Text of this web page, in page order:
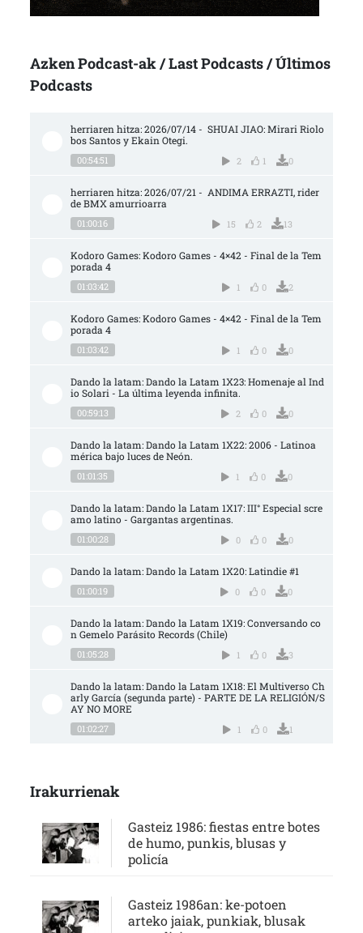
Azken Podcast-ak / Last Podcasts / Últimos
Podcasts
herriaren hitza: 2026/07/14 -  SHUAI JIAO: Mirari Riolo
bos Santos y Ekain Otegi.
00:54:51 2 1 0
herriaren hitza: 2026/07/21 -  ANDIMA ERRAZTI, rider
de BMX amurrioarra
01:00:16 15 2 13
Kodoro Games: Kodoro Games - 4×42 - Final de la Tem
porada 4
01:03:42 1 0 2
Kodoro Games: Kodoro Games - 4×42 - Final de la Tem
porada 4
01:03:42 1 0 0
Dando la latam: Dando la Latam 1X23: Homenaje al Ind
io Solari - La última leyenda infinita.
00:59:13 2 0 0
Dando la latam: Dando la Latam 1X22: 2006 - Latinoa
mérica bajo luces de Neón.
01:01:35 1 0 0
Dando la latam: Dando la Latam 1X17: III° Especial scre
amo latino - Gargantas argentinas.
01:00:28 0 0 0
Dando la latam: Dando la Latam 1X20: Latindie #1
01:00:19 0 0 0
Dando la latam: Dando la Latam 1X19: Conversando co
n Gemelo Parásito Records (Chile)
01:05:28 1 0 3
Dando la latam: Dando la Latam 1X18: El Multiverso Ch
arly García (segunda parte) - PARTE DE LA RELIGIÓN/S
AY NO MORE
01:02:27 1 0 1
Irakurrienak
Gasteiz 1986: fiestas entre botes
de humo, punkis, blusas y
policía
Gasteiz 1986an: ke-potoen
arteko jaiak, punkiak, blusak